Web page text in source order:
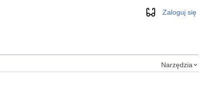
WyglądZaloguj się
Narzędzia